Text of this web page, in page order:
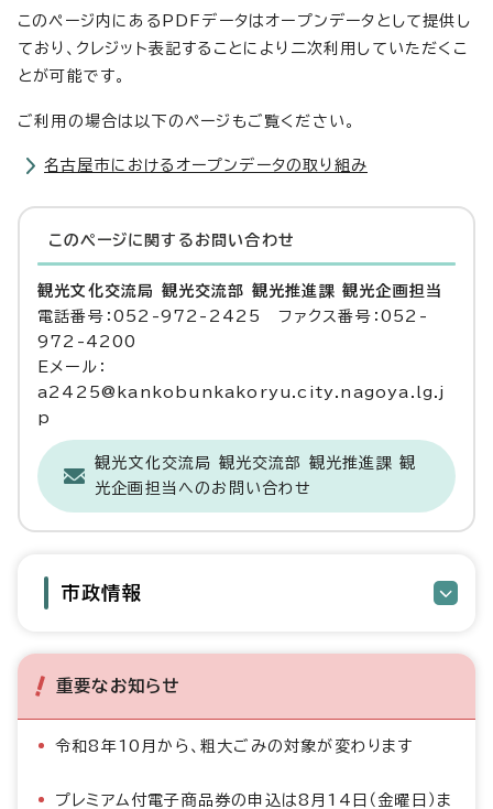
このページ内にあるPDFデータはオープンデータとして提供し
ており、クレジット表記することにより二次利用していただくこ
とが可能です。
ご利用の場合は以下のページもご覧ください。
名古屋市におけるオープンデータの取り組み
このページに関する お問い合わせ
観光文化交流局 観光交流部 観光推進課 観光企画担当
電話番号：052-972-2425 ファクス番号：052-
972-4200
Eメール：
a2425@kankobunkakoryu.city.nagoya.lg.j
p
観光文化交流局 観光交流部 観光推進課 観
光企画担当へのお問い合わせ
市政情報
重要なお知らせ
令和8年10月から、粗大ごみの対象が変わります
プレミアム付電子商品券の申込は8月14日（金曜日）ま